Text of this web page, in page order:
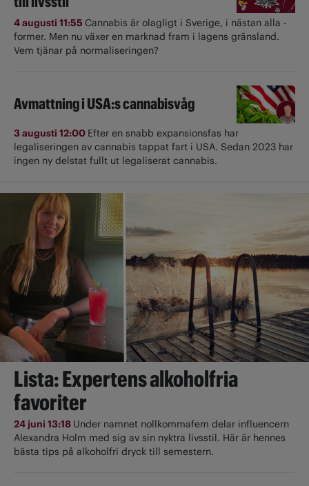
4 augusti 11:55 Cannabis är olagligt i ­Sverige, i nästan alla ­
former. Men nu växer en marknad fram i lagens gränsland.
Vem tjänar på normaliseringen?
Avmattning i USA:s cannabisvåg
3 augusti 12:00 Efter en snabb expansionsfas har
legaliseringen av cannabis tappat fart i USA. Sedan 2023 har
ingen ny delstat fullt ut ­legaliserat cannabis.
Lista: Expertens alkoholfria
favoriter
24 juni 13:18 Under namnet nollkommafem delar influencern
Alexandra Holm med sig av sin nyktra livsstil. Här är hennes
bästa tips på alkoholfri dryck till semestern.